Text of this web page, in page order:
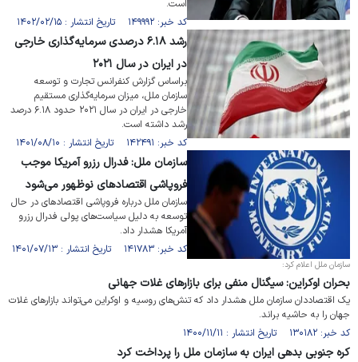
است.
کد خبر: ۱۴۹۹۹۲ تاریخ انتشار : ۱۴۰۲/۰۲/۱۵
رشد ۶.۱۸ درصدی سرمایه‌گذاری خارجی
در ایران در سال ۲۰۲۱
براساس گزارش کنفرانس تجارت و توسعه
سازمان ملل، میزان سرمایه‌گذاری مستقیم
خارجی در ایران در سال ۲۰۲۱ حدود ۶.۱۸ درصد
رشد داشته است.
کد خبر: ۱۴۲۴۹۱ تاریخ انتشار : ۱۴۰۱/۰۸/۱۰
سازمان ملل: فدرال رزرو آمریکا موجب
فروپاشی اقتصادهای نوظهور می‌شود
سازمان ملل درباره فروپاشی اقتصادهای در حال
توسعه به دلیل سیاست‌های پولی فدرال رزرو
آمریکا هشدار داد.
کد خبر: ۱۴۱۷۸۳ تاریخ انتشار : ۱۴۰۱/۰۷/۱۳
سازمان ملل اعلام کرد:
بحران اوکراین: سیگنال منفی برای بازارهای غلات جهانی
یک اقتصاددان سازمان ملل هشدار داد که تنش‌های روسیه و اوکراین می‌تواند بازارهای غلات
جهان را به حاشیه براند.
کد خبر: ۱۳۰۱۸۲ تاریخ انتشار : ۱۴۰۰/۱۱/۱۱
کره جنوبی بدهی ایران به سازمان ملل را پرداخت کرد